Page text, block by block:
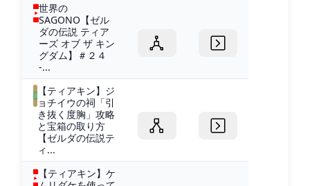
世界の
SAGONO【ゼル
ダの伝説 ティア
ーズ オブ ザ キン
グダム】＃２４
-...
【ティアキン】ジ
ョチイウの祠「引
き抜く度胸」攻略
と宝箱の取り方
【ゼルダの伝説テ
ィ...
【ティアキン】ケ